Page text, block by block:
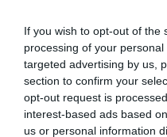
If you wish to opt-out of the
processing of your
targeted advertising by us,
section to confirm your
opt-out request is
interest-based ads based
us or personal information
ΥΓΕΙΑ
1 Αυτό είναι το
προστατεύει